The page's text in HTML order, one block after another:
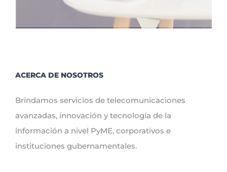
ACERCA DE NOSOTROS
Brindamos servicios de telecomunicaciones
avanzadas, innovación y tecnología de la
información a nivel PyME, corporativos e
instituciones gubernamentales.